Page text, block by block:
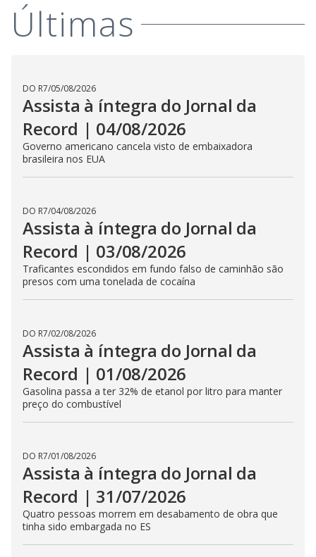
Últimas
DO R7/05/08/2026
Assista à íntegra do Jornal da
Record | 04/08/2026
Governo americano cancela visto de embaixadora
brasileira nos EUA
DO R7 04/08/2026
Assista à íntegra do Jornal da
Record | 03/08/2026
Traficantes escondidos em fundo falso de caminhão são
presos com uma tonelada de cocaína